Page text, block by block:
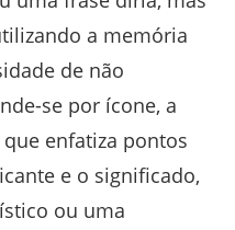
a memória
de não
se por ícone, a
enfatiza pontos
e o significado,
ou uma